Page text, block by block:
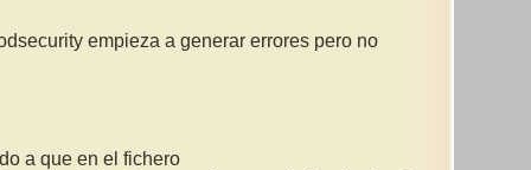
empieza a generar errores pero no
a que en el fichero